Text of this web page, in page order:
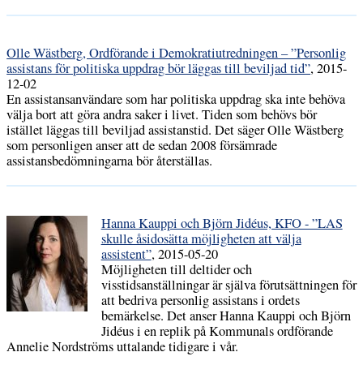
Olle Wästberg, Ordförande i Demokratiutredningen – ”Personlig
assistans för politiska uppdrag bör läggas till beviljad tid”, 2015-
12-02
En assistansanvändare som har politiska uppdrag ska inte behöva
välja bort att göra andra saker i livet. Tiden som behövs bör
istället läggas till beviljad assistanstid. Det säger Olle Wästberg
som personligen anser att de sedan 2008 försämrade
assistansbedömningarna bör återställas.
Hanna Kauppi och Björn Jidéus, KFO - ”LAS
skulle åsidosätta möjligheten att välja
assistent”, 2015-05-20
Möjligheten till deltider och
visstidsanställningar är själva förutsättningen för
att bedriva personlig assistans i ordets
bemärkelse. Det anser Hanna Kauppi och Björn
Jidéus i en replik på Kommunals ordförande
Annelie Nordströms uttalande tidigare i vår.